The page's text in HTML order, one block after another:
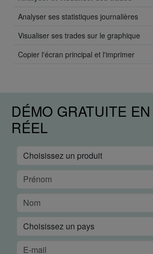
Analyser ses statistiques journalières
Visualiser ses trades sur le graphique
Copier l'écran principal et l'imprimer
DÉMO GRATUITE
RÉEL